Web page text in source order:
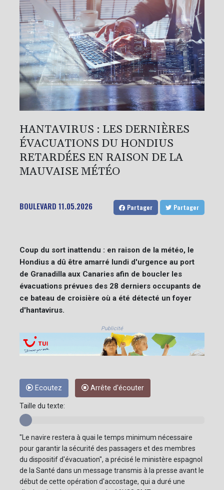
HANTAVIRUS : LES DERNIÈRES
ÉVACUATIONS DU HONDIUS
RETARDÉES EN RAISON DE LA
MAUVAISE MÉTÉO
BOULEVARD 11.05.2026 Partager Partager
Coup du sort inattendu : en raison de la météo, le
Hondius a dû être amarré lundi d'urgence au port
de Granadilla aux Canaries afin de boucler les
évacuations prévues des 28 derniers occupants de
ce bateau de croisière où a été détecté un foyer
d'hantavirus.
Publicité
Ecoutez Arrête d'écouter
Taille du texte:
"Le navire restera à quai le temps minimum nécessaire
pour garantir la sécurité des passagers et des membres
du dispositif d'évacuation", a précisé le ministère espagnol
de la Santé dans un message transmis à la presse avant le
début de cette opération d'accostage, qui a duré une